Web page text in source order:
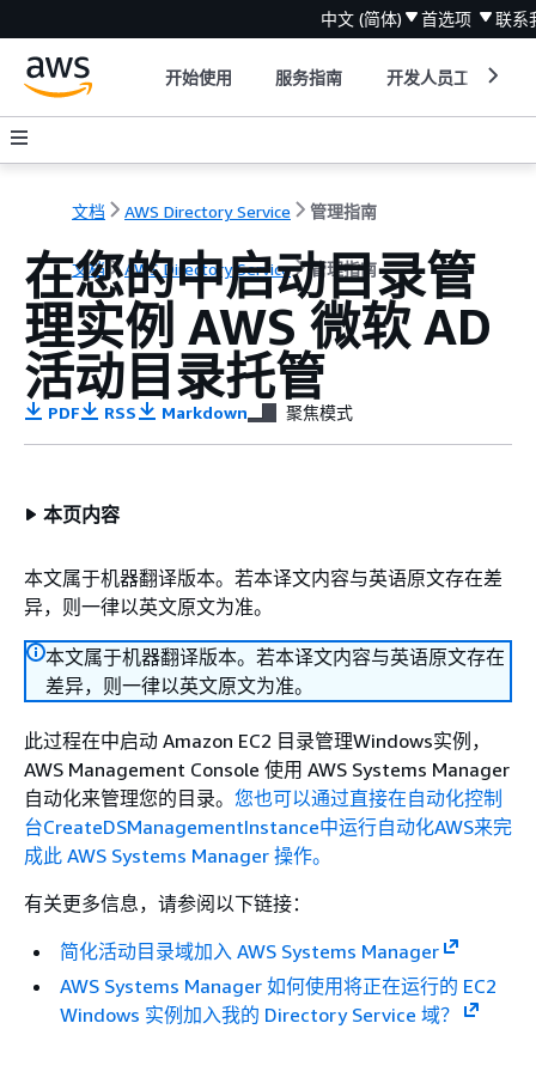
中文 (简体) 首选项 联系
开始使用 服务指南 开发人员工具
文档 AWS Directory Service 管理指南
文档 AWS Directory Service 管理指南
在您的中启动目录管
理实例 AWS 微软 AD
活动目录托管
PDF RSS Markdown 聚焦模式
本页内容
本文属于机器翻译版本。若本译文内容与英语原文存在差
异，则一律以英文原文为准。
本文属于机器翻译版本。若本译文内容与英语原文存在
差异，则一律以英文原文为准。
此过程在中启动 Amazon EC2 目录管理Windows实例，
AWS Management Console 使用 AWS Systems Manager
自动化来管理您的目录。 您也可以通过直接在自动化控制
台CreateDSManagementInstance中运行自动化AWS来完
成此 AWS Systems Manager 操作。
有关更多信息，请参阅以下链接：
简化活动目录域加入 AWS Systems Manager
AWS Systems Manager 如何使用将正在运行的 EC2
Windows 实例加入我的 Directory Service 域？